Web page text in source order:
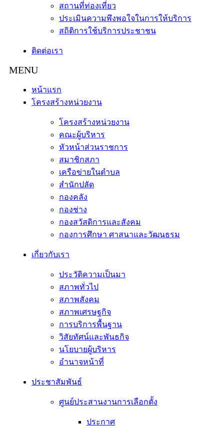
สถานที่ท่องเที่ยว
ประเมินความพึงพอใจในการให้บริการ
สถิติการใช้บริการประชาชน
ติดต่อเรา
หน้าแรก
โครงสร้างหน่วยงาน
โครงสร้างหน่วยงาน
คณะผู้บริหาร
หัวหน้าส่วนราชการ
สมาชิกสภา
เครือข่ายในตำบล
สำนักปลัด
กองคลัง
กองช่าง
กองสวัสดิการและสังคม
กองการศึกษา ศาสนาและวัฒนธรม
เกี่ยวกับเรา
ประวัติความเป็นมา
สภาพทั่วไป
สภาพสังคม
สภาพเศรษฐกิจ
การบริการพื้นฐาน
วิสัยทัศน์และพันธกิจ
นโยบายผู้บริหาร
อํานาจหน้าที่
ประชาสัมพันธ์
ศูนย์ประสานงานการเลือกตั้ง
ประกาศ